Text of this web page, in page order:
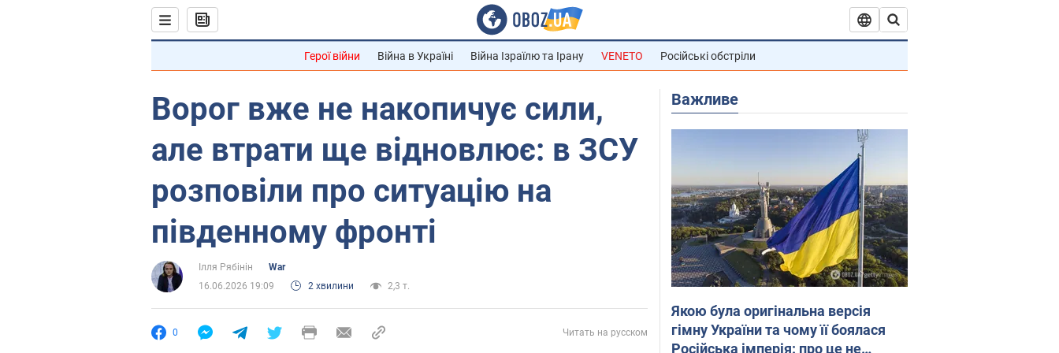
Герої війни Війна в Україні Війна Ізраїлю та Ірану VENETO Російські обстріли
Ворог вже не накопичує сили,
але втрати ще відновлює: в ЗСУ
розповіли про ситуацію на
південному фронті
Ілля Рябінін
War
16.06.2026 19:09
2 хвилини 2,3 т.
0 Читать на русском
Важливе
Якою була оригінальна версія
гімну України та чому її боялася
Російська імперія: про це не